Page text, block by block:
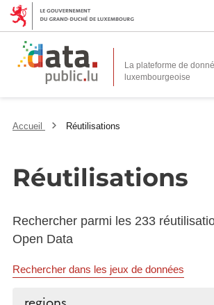
La plateforme de
Accueil Réutilisations
Réutilisations
Rechercher parmi les 233
Open Data
Rechercher dans les jeux de données
Rechercher...